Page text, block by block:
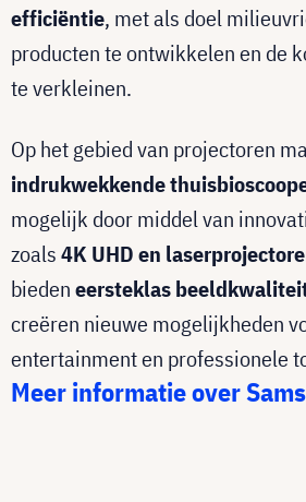
efficiëntie, met als doel
producten te ontwikkelen en de
te verkleinen.
Op het gebied van projectoren
indrukwekkende
mogelijk door middel van
zoals4K UHD en
biedeneersteklas
creëren nieuwe mogelijkheden
entertainment en professionele
Meer informatie over